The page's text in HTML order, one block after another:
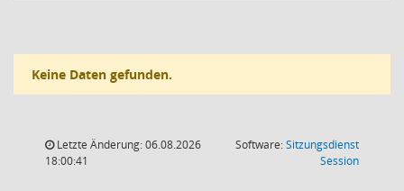
Keine Daten gefunden.
Letzte Änderung: 06.08.2026
18:00:41
Software:Sitzungsdienst
Session(Wird in